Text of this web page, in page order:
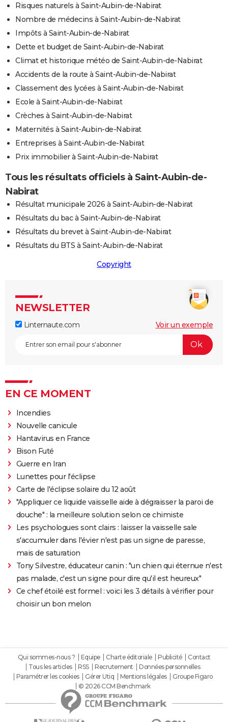
Risques naturels à Saint-Aubin-de-Nabirat
Nombre de médecins à Saint-Aubin-de-Nabirat
Impôts à Saint-Aubin-de-Nabirat
Dette et budget de Saint-Aubin-de-Nabirat
Climat et historique météo de Saint-Aubin-de-Nabirat
Accidents de la route à Saint-Aubin-de-Nabirat
Classement des lycées à Saint-Aubin-de-Nabirat
Ecole à Saint-Aubin-de-Nabirat
Crèches à Saint-Aubin-de-Nabirat
Maternités à Saint-Aubin-de-Nabirat
Entreprises à Saint-Aubin-de-Nabirat
Prix immobilier à Saint-Aubin-de-Nabirat
Tous les résultats officiels à Saint-Aubin-de-
Nabirat
Résultat municipale 2026 à Saint-Aubin-de-Nabirat
Résultats du bac à Saint-Aubin-de-Nabirat
Résultats du brevet à Saint-Aubin-de-Nabirat
Résultats du BTS à Saint-Aubin-de-Nabirat
Copyright
NEWSLETTER
Linternaute.com Voir un exemple
EN CE MOMENT
Incendies
Nouvelle canicule
Hantavirus en France
Bison Futé
Guerre en Iran
Lunettes pour l'éclipse
Carte de l'éclipse solaire du 12 août
"Appliquer ce liquide vaisselle aide à dégraisser la paroi de
douche" : la meilleure solution selon ce chimiste
Les psychologues sont clairs : laisser la vaisselle sale
s'accumuler dans l'évier n'est pas un signe de paresse,
mais de saturation
Tony Silvestre, éducateur canin : "un chien qui éternue n'est
pas malade, c'est un signe pour dire qu'il est heureux"
Ce chef étoilé est formel : voici les 3 détails à vérifier pour
choisir un bon melon
Qui sommes-nous ? Equipe Charte éditoriale Publicité
Contact
Tous les articles
RSS Recrutement
Données personnelles
Paramétrer les cookies
Gérer Utiq Mentions légales
Groupe Figaro
© 2026 CCM Benchmark